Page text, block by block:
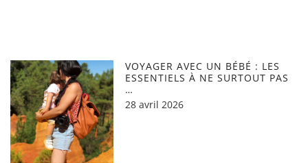
VOYAGER AVEC UN BÉBÉ : LES
ESSENTIELS À NE SURTOUT PAS
…
28 avril 2026